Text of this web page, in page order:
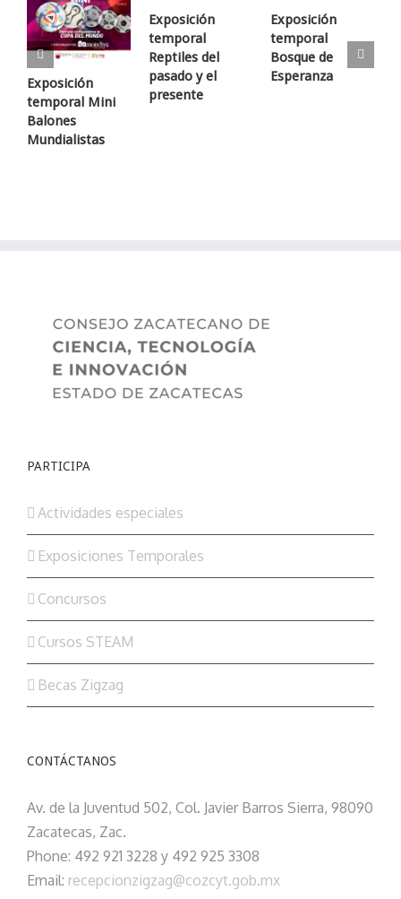
Exposición
temporal Mini
Balones
Mundialistas
Exposición
temporal
Reptiles del
pasado y el
presente
Exposición
temporal
Bosque de
Esperanza
PARTICIPA
Actividades especiales
Exposiciones Temporales
Concursos
Cursos STEAM
Becas Zigzag
CONTÁCTANOS
Av. de la Juventud 502, Col. Javier Barros Sierra, 98090
Zacatecas, Zac.
Phone: 492 921 3228 y 492 925 3308
Email: recepcionzigzag@cozcyt.gob.mx